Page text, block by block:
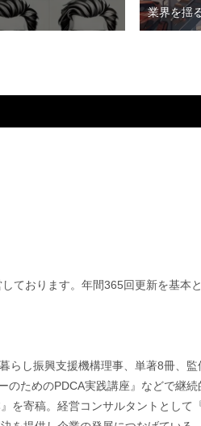
業界を揺
ております。年間365回更新を基本
らし振興支援機構理事、単著8冊、
ためのPDCA実践講座』などで継
を寄稿。経営コンサルタントとして